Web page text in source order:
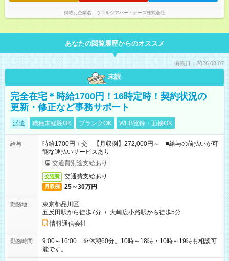
掲載元企業名 ウエルシアパートナーズ株式会社
あなたの閲覧履歴からのオススメ
掲載日：2026.08.07
未読
完全在宅＊時給1700円！16時定時！契約状況の
更新・修正など事務サポート
派遣 職種未経験OK ブランクOK WEB登録・面接OK
給与
時給1700円＋交 【月収例】272,000円～ ■給与の前払いが可
能な速払いサービスあり
交通費別途支給あり
交通費 交通費支給あり
月収例 25～30万円
勤務地
東京都品川区
五反田駅から徒歩7分 / 大崎広小路駅から徒歩5分
情報通信会社
勤務時間
9:00～16:00 ※休憩60分。10時～18時・10時～19時も相談可
能です。